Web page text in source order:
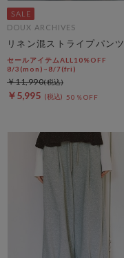
DOUX ARCHIVES
リネン混ストライプパンツ
セールアイテムALL10%OFF
8/3(mon)~8/7(fri)
￥5,995 50％OFF
￥11,990